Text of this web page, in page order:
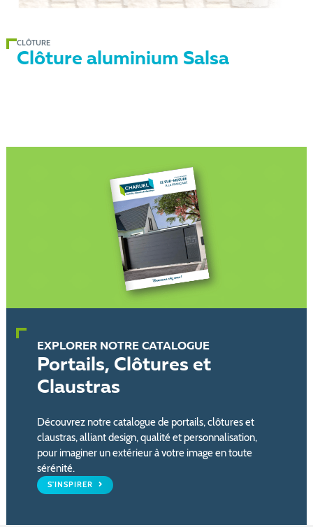
CLÔTURE
Clôture aluminium Salsa
EXPLORER NOTRE CATALOGUE
Portails, Clôtures et
Claustras
Découvrez notre catalogue de portails, clôtures et
claustras, alliant design, qualité et personnalisation,
pour imaginer un extérieur à votre image en toute
sérénité.
S'INSPIRER